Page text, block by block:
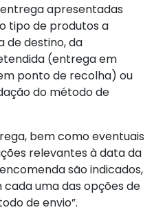
apresentadas
tipo de produtos a
de destino, da
(entrega em
ponto de recolha) ou
do método de
bem como eventuais
relevantes à data da
são indicados,
uma das opções de
de envio”.